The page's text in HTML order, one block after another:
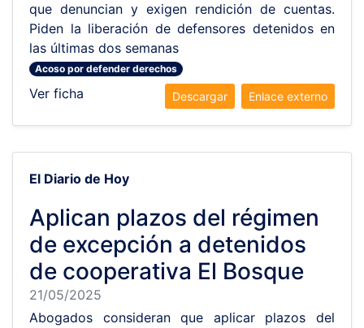
que denuncian y exigen rendición de cuentas.
Piden la liberación de defensores detenidos en
las últimas dos semanas
Acoso por defender derechos
Ver ficha Enlace externo
Descargar
El Diario de Hoy
Aplican plazos del régimen
de excepción a detenidos
de cooperativa El Bosque
21/05/2025
Abogados consideran que aplicar plazos del